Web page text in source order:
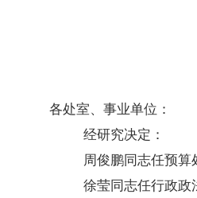
各处室、事业单位：
经研究决定：
周俊鹏同志任预算
徐莹同志任行政政